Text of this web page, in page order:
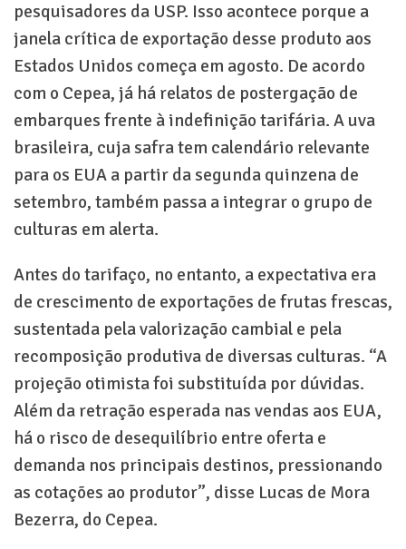
pesquisadores da USP. Isso acontece porque a
janela crítica de exportação desse produto aos
Estados Unidos começa em agosto. De acordo
com o Cepea, já há relatos de postergação de
embarques frente à indefinição tarifária. A uva
brasileira, cuja safra tem calendário relevante
para os EUA a partir da segunda quinzena de
setembro, também passa a integrar o grupo de
culturas em alerta.
Antes do tarifaço, no entanto, a expectativa era
de crescimento de exportações de frutas frescas,
sustentada pela valorização cambial e pela
recomposição produtiva de diversas culturas. “A
projeção otimista foi substituída por dúvidas.
Além da retração esperada nas vendas aos EUA,
há o risco de desequilíbrio entre oferta e
demanda nos principais destinos, pressionando
as cotações ao produtor”, disse Lucas de Mora
Bezerra, do Cepea.